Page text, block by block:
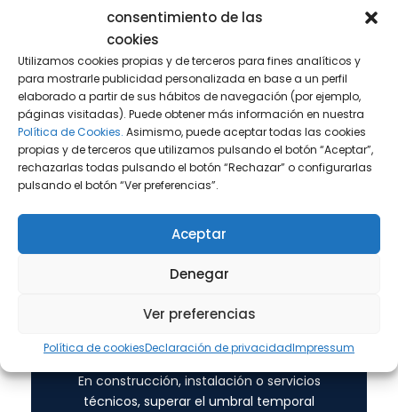
consentimiento de las
cookies
Utilizamos cookies propias y de terceros para fines analíticos y
para mostrarle publicidad personalizada en base a un perfil
elaborado a partir de sus hábitos de navegación (por ejemplo,
páginas visitadas). Puede obtener más información en nuestra
Política de Cookies. Asimismo, puede aceptar todas las cookies
propias y de terceros que utilizamos pulsando el botón “Aceptar”,
rechazarlas todas pulsando el botón “Rechazar” o configurarlas
pulsando el botón “Ver preferencias”.
Aceptar
Denegar
Ver preferencias
Política de cookiesDeclaración de privacidadImpressum
La utilización estable de oficinas,
despachos, delegaciones o
configurar un establecimiento
permanente si desde ellas se desarrollan
funciones esenciales del negocio.
Proyectos de larga duración
En construcción, instalación o servicios
técnicos, superar el umbral temporal